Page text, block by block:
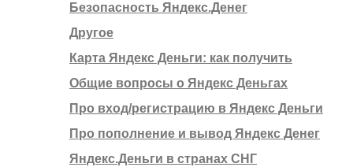
Безопасность Яндекс.Денег
Другое
Карта Яндекс Деньги: как получить
Общие вопросы о Яндекс Деньгах
Про вход/регистрацию в Яндекс Деньги
Про пополнение и вывод Яндекс Денег
Яндекс.Деньги в странах СНГ